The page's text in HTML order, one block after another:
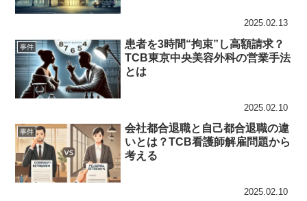
2025.02.13
事件
患者を3時間“拘束”し高額請求？
TCB東京中央美容外科の営業手法
とは
2025.02.10
事件
会社都合退職と自己都合退職の違
いとは？TCB看護師解雇問題から
考える
2025.02.10